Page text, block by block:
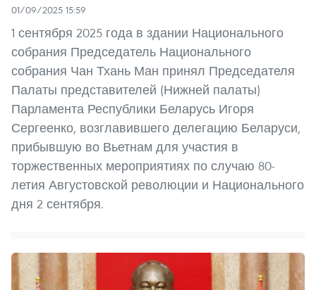
01/09/2025 15:59
1 сентября 2025 года в здании Национального
собрания Председатель Национального
собрания Чан Тхань Ман принял Председателя
Палаты представителей (Нижней палаты)
Парламента Республики Беларусь Игоря
Сергеенко, возглавившего делегацию Беларуси,
прибывшую во Вьетнам для участия в
торжественных мероприятиях по случаю 80-
летия Августовской революции и Национального
дня 2 сентября.